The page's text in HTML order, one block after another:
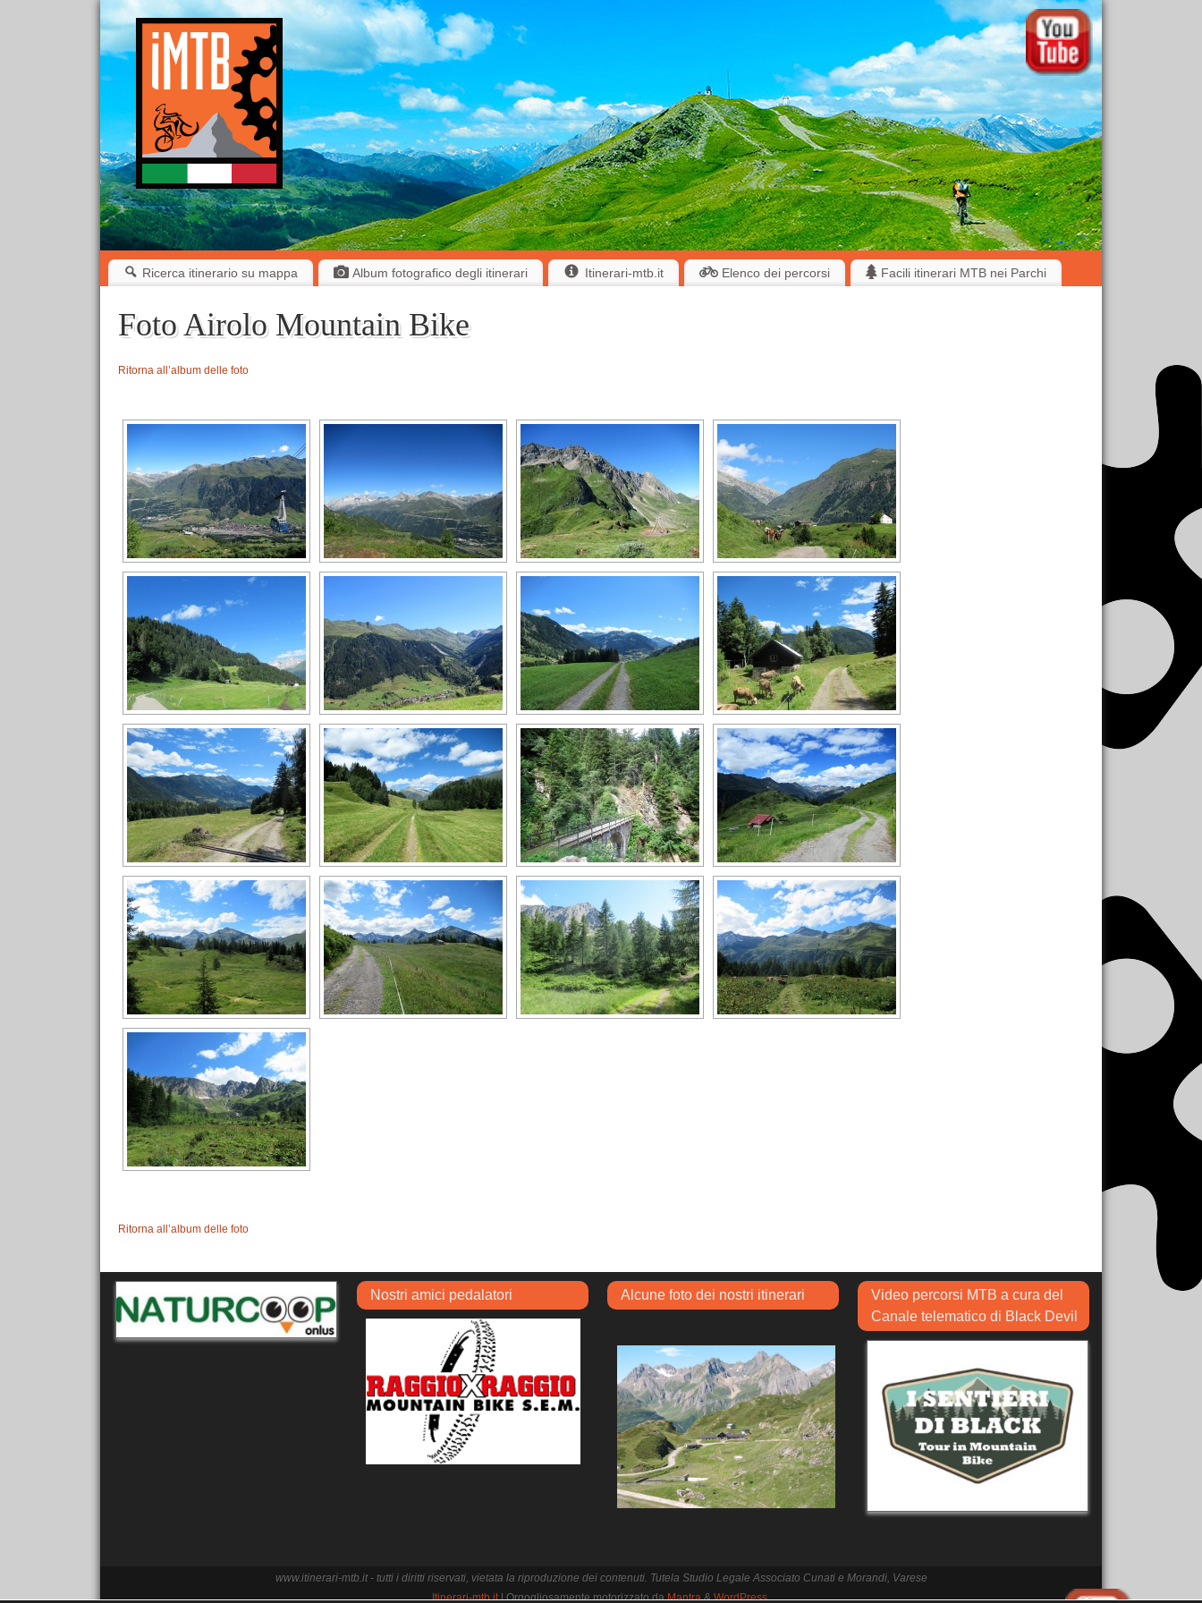
Ricerca itinerario su mappa Album fotografico degli itinerari Itinerari-mtb.it Elenco dei percorsi Facili itinerari MTB nei Parchi
Foto Airolo Mountain Bike
Ritorna all’album delle foto
Ritorna all’album delle foto
Nostri amici pedalatori Alcune foto dei nostri itinerari
Video percorsi MTB a cura del
Canale telematico di Black Devil
www.itinerari-mtb.it - tutti i diritti riservati, vietata la riproduzione dei contenuti. Tutela Studio Legale Associato Cunati e Morandi, Varese
Itinerari-mtb.it| Orgogliosamente motorizzato daMantra&WordPress.